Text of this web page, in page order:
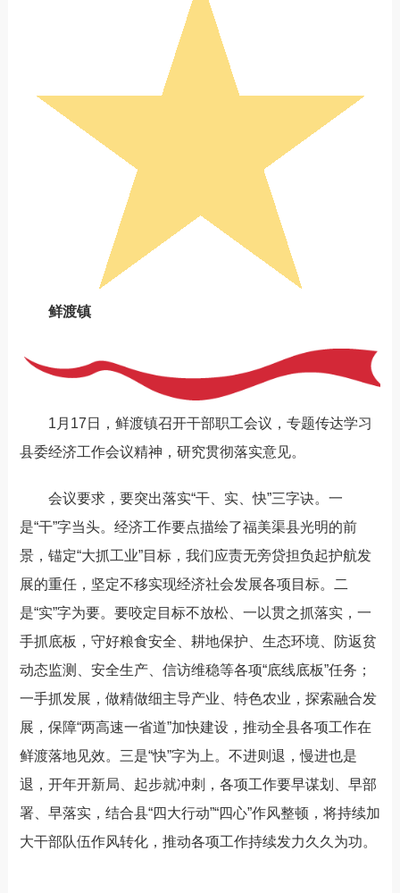
鲜渡镇
1月17日，鲜渡镇召开干部职工会议，专题传达学习
县委经济工作会议精神，研究贯彻落实意见。
会议要求，要突出落实“干、实、快”三字诀。一
是“干”字当头。经济工作要点描绘了福美渠县光明的前
景，锚定“大抓工业”目标，我们应责无旁贷担负起护航发
展的重任，坚定不移实现经济社会发展各项目标。二
是“实”字为要。要咬定目标不放松、一以贯之抓落实，一
手抓底板，守好粮食安全、耕地保护、生态环境、防返贫
动态监测、安全生产、信访维稳等各项“底线底板”任务；
一手抓发展，做精做细主导产业、特色农业，探索融合发
展，保障“两高速一省道”加快建设，推动全县各项工作在
鲜渡落地见效。三是“快”字为上。不进则退，慢进也是
退，开年开新局、起步就冲刺，各项工作要早谋划、早部
署、早落实，结合县“四大行动”“四心”作风整顿，将持续加
大干部队伍作风转化，推动各项工作持续发力久久为功。